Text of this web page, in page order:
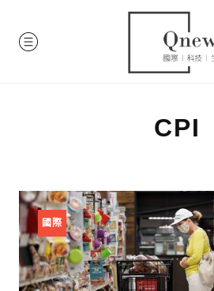
MENU
CPI
國際